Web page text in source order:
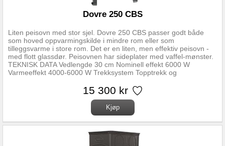
Liten peisovn med stor sjel. Dovre 250 CBS passer godt både
som hoved oppvarmingskilde i mindre rom eller som
tilleggsvarme i store rom. Det er en liten, men effektiv peisovn -
med flott glassdør. Peisovnen har sideplater med vaffel-mønster.
TEKNISK DATA Vedlengde 30 cm Nominell effekt 6000 W
Varmeeffekt 4000-6000 W Trekksystem Topptrekk og
Avstand fra gulv til senter røykrør 520 mm Røykuttak Topp og
bak Gulvplatemål minimum 500x740 mm
Dovre 250 CBS
15 300 kr